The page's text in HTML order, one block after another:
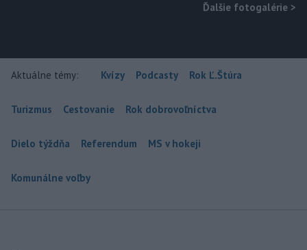
Ďalšie fotogalérie >
Aktuálne témy: Kvízy Podcasty Rok Ľ.Štúra
Turizmus Cestovanie Rok dobrovoľníctva
Dielo týždňa Referendum MS v hokeji
Komunálne voľby